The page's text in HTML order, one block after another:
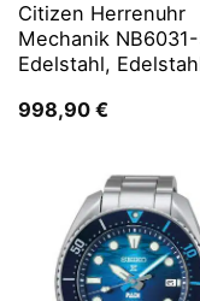
Citizen Herrenuhr
Mechanik
Edelstahl,
998,90 €